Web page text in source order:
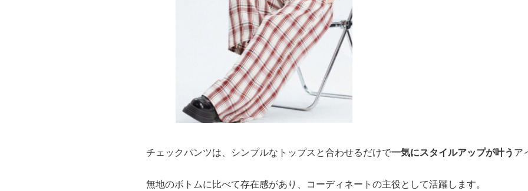
チェックパンツは、シンプルなトップスと合わせるだけで一気にスタイルアップが叶うア
無地のボトムに比べて存在感があり、コーディネートの主役として活躍します。